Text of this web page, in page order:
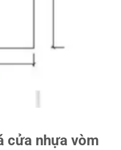
cửa nhựa vòm